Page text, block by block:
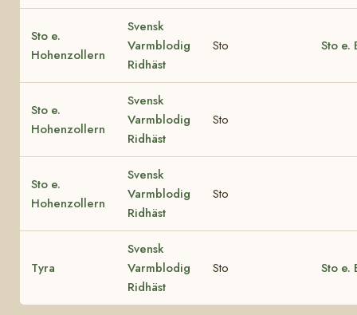
Sto e.
Hohenzollern
Svensk
Varmblodig
Ridhäst
Sto Sto e.
Sto e.
Hohenzollern
Svensk
Varmblodig
Ridhäst
Sto
Sto e.
Hohenzollern
Svensk
Varmblodig
Ridhäst
Sto
Tyra
Svensk
Varmblodig
Ridhäst
Sto Sto e.